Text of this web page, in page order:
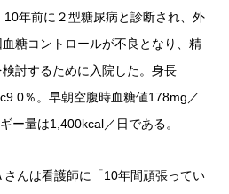
10年前に２型糖尿病と診断され、外
糖コントロールが不良となり、精
討するために入院した。身長
％。早朝空腹時血糖値178mg／
ー量は1,400kcal／日である。
んは看護師に「10年間頑張ってい